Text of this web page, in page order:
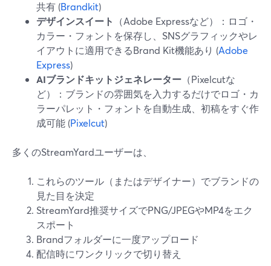
共有 (Brandkit)
デザインスイート
（Adobe Expressなど）：ロゴ・
カラー・フォントを保存し、SNSグラフィックやレ
イアウトに適用できるBrand Kit機能あり (Adobe
Express)
AIブランドキットジェネレーター （Pixelcutな
ど）：ブランドの雰囲気を入力するだけでロゴ・カ
ラーパレット・フォントを自動生成、初稿をすぐ作
成可能 (Pixelcut)
多くのStreamYardユーザーは、
これらのツール（またはデザイナー）でブランドの
見た目を決定
StreamYard推奨サイズでPNG/JPEGやMP4をエク
スポート
Brandフォルダーに一度アップロード
配信時にワンクリックで切り替え